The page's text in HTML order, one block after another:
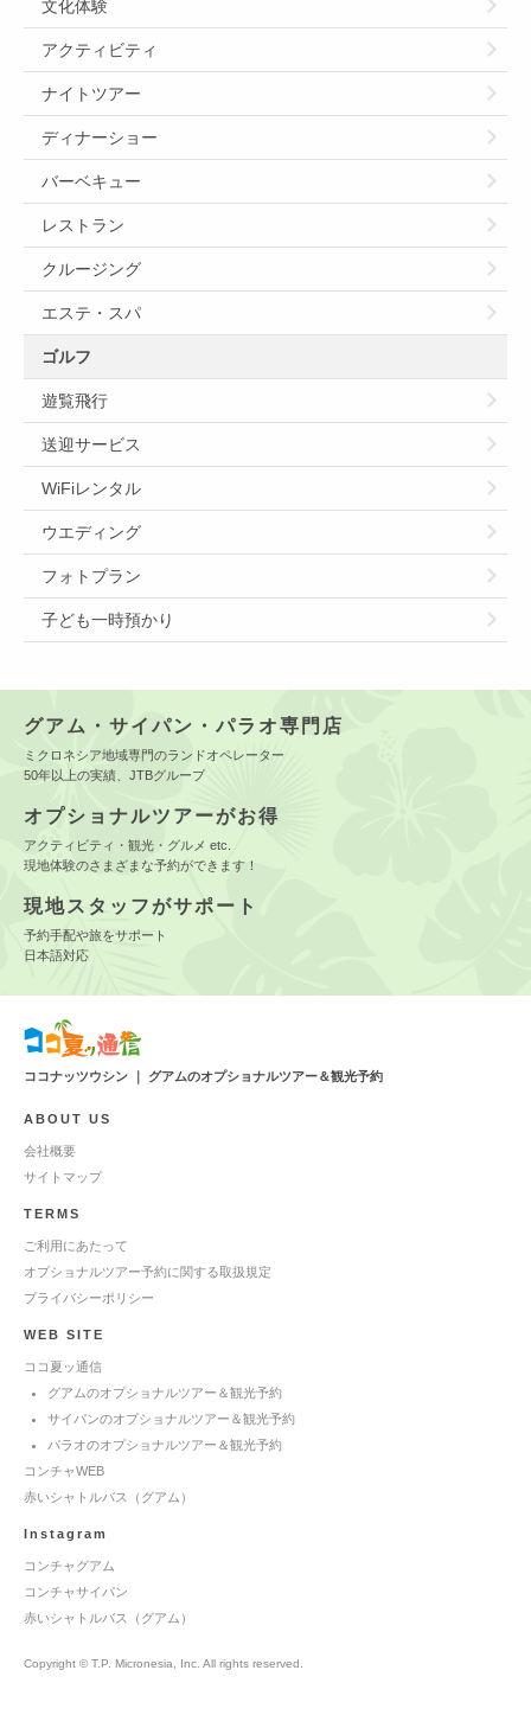
文化体験
アクティビティ
ナイトツアー
ディナーショー
バーベキュー
レストラン
クルージング
エステ・スパ
ゴルフ
遊覧飛行
送迎サービス
WiFiレンタル
ウエディング
フォトプラン
子ども一時預かり
グアム・サイパン・パラオ専門店
ミクロネシア地域専門のランドオペレーター
50年以上の実績、JTBグループ
オプショナルツアーがお得
アクティビティ・観光・グルメ etc.
現地体験のさまざまな予約ができます！
現地スタッフがサポート
予約手配や旅をサポート
日本語対応
ココナッツウシン ｜ グアムのオプショナルツアー＆観光予約
ABOUT US
会社概要
サイトマップ
TERMS
ご利用にあたって
オプショナルツアー予約に関する取扱規定
プライバシーポリシー
WEB SITE
ココ夏ッ通信
グアムのオプショナルツアー＆観光予約
サイパンのオプショナルツアー＆観光予約
パラオのオプショナルツアー＆観光予約
コンチャWEB
赤いシャトルバス（グアム）
Instagram
コンチャグアム
コンチャサイパン
赤いシャトルバス（グアム）
Copyright © T.P. Micronesia, Inc. All rights reserved.